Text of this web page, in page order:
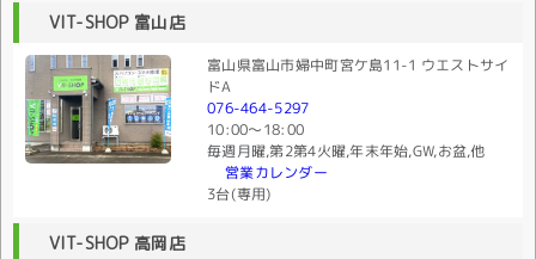
VIT-SHOP 富山店
富山県富山市婦中町宮ケ島11-1 ウエストサイ
ドA
076-464-5297
10:00〜18:00
毎週月曜,第2第4火曜,年末年始,GW,お盆,他
営業カレンダー
3台(専用)
VIT-SHOP 高岡店